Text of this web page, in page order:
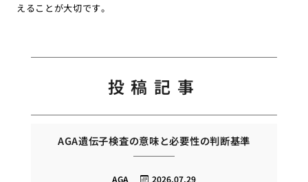
えることが大切です。
投稿記事
AGA遺伝子検査の意味と必要性の判断基準
2026.07.29
AGA